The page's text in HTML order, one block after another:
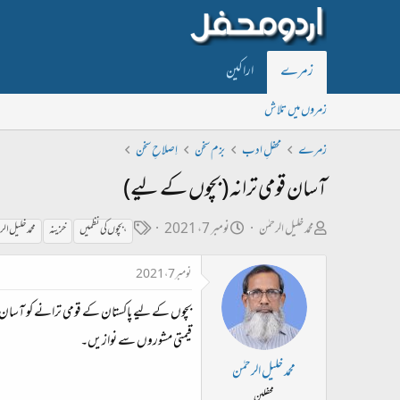
زمرے اراکین
زمروں میں تلاش
زمرے
محفلِ ادب بزم سخن اِصلاحِ سخن
آسان قومی ترانہ (بچوں کے لیے)
ص
ب
محمد خلیل الرحمٰن
ت
ر
خ
نومبر 7، 2021
ی
، بچوں کی نظمیں خزینہ محمد خلیل
محمد خلیل الرحمٰن
نومبر 7، 2021
بچوں کے لیے پاکستان کے قومی ترانے کو
قیمتی مشوروں سے نوازیں۔